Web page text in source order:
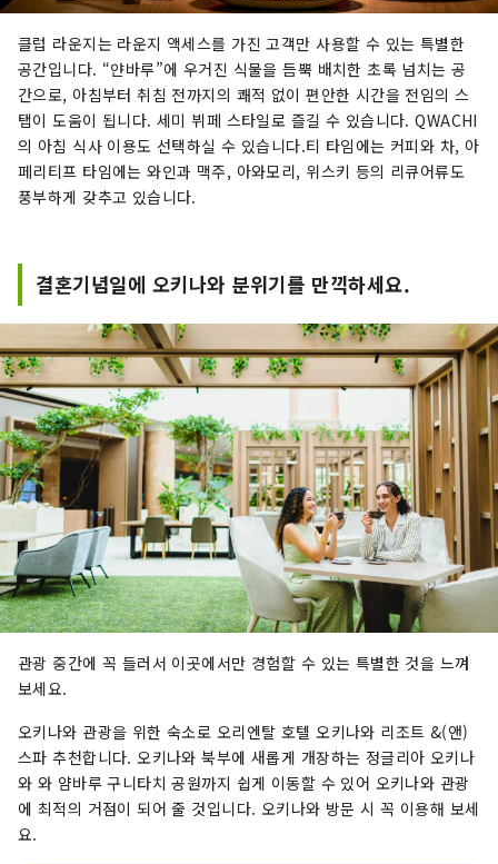
클럽 라운지는 라운지 액세스를 가진 고객만 사용할 수 있는 특별한
공간입니다. “얀바루”에 우거진 식물을 듬뿍 배치한 초록 넘치는 공
간으로, 아침부터 취침 전까지의 쾌적 없이 편안한 시간을 전임의 스
탭이 도움이 됩니다. 세미 뷔페 스타일로 즐길 수 있습니다. QWACHI
의 아침 식사 이용도 선택하실 수 있습니다.티 타임에는 커피와 차, 아
페리티프 타임에는 와인과 맥주, 아와모리, 위스키 등의 리큐어류도
풍부하게 갖추고 있습니다.
결혼기념일에 오키나와 분위기를 만끽하세요.
관광 중간에 꼭 들러서 이곳에서만 경험할 수 있는 특별한 것을 느껴
보세요.
오키나와 관광을 위한 숙소로 오리엔탈 호텔 오키나와 리조트 &(앤)
스파 추천합니다. 오키나와 북부에 새롭게 개장하는 정글리아 오키나
와 와 얌바루 구니타치 공원까지 쉽게 이동할 수 있어 오키나와 관광
에 최적의 거점이 되어 줄 것입니다. 오키나와 방문 시 꼭 이용해 보세
요.